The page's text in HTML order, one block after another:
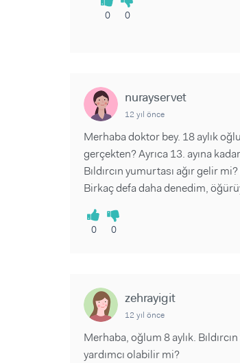
0 0
nurayservet
12 yıl önce
Merhaba doktor bey. 18 aylık
gerçekten? Ayrıca 13. ayına
Bıldırcın yumurtası ağır gelir
Birkaç defa daha denedim,
0 0
zehrayigit
12 yıl önce
Merhaba, oğlum 8 aylık.
yardımcı olabilir mi?